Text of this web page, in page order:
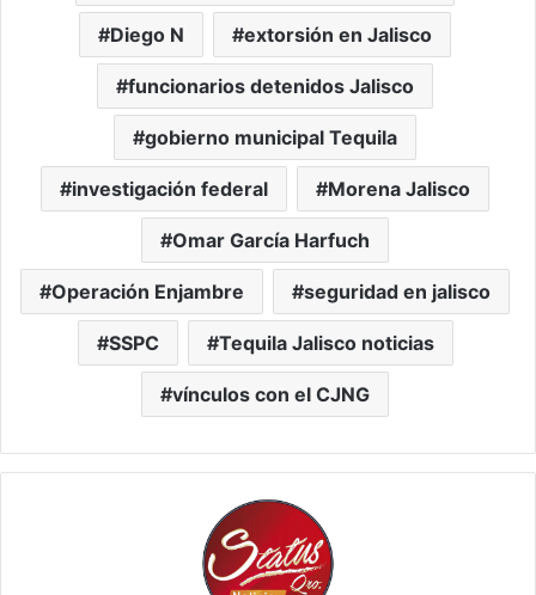
Diego N extorsión en Jalisco
funcionarios detenidos Jalisco
gobierno municipal Tequila
investigación federal Morena Jalisco
Omar García Harfuch
Operación Enjambre seguridad en jalisco
SSPC Tequila Jalisco noticias
vínculos con el CJNG